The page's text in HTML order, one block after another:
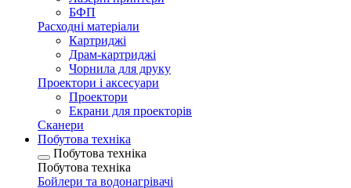
БФП
Расходні матеріали
Картриджі
Драм-картриджі
Чорнила для друку
Проектори і аксесуари
Проектори
Екрани для проекторів
Сканери
Побутова техніка
Побутова техніка
Побутова техніка
Бойлери та водонагрівачі